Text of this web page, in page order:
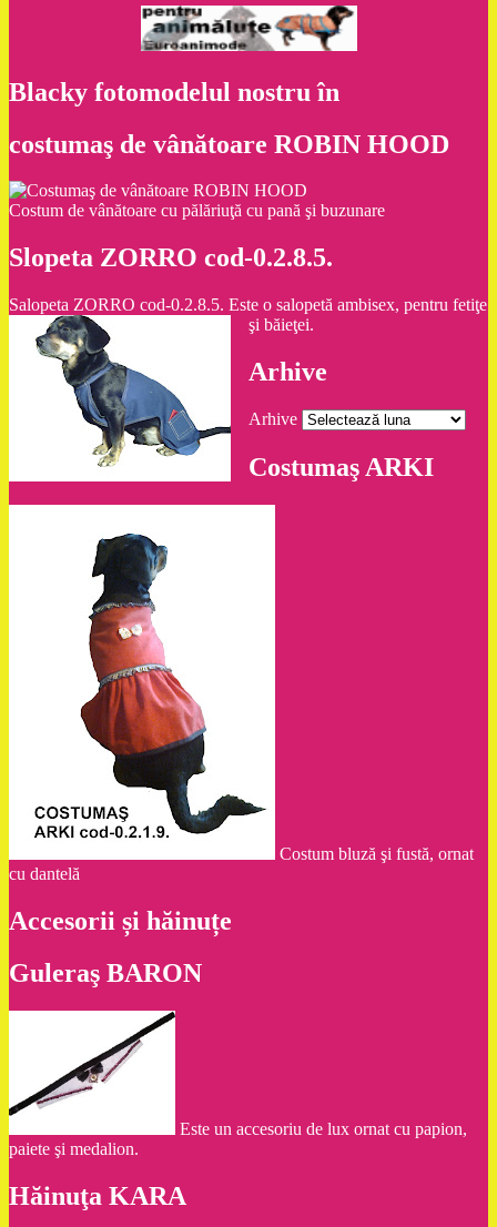
Blacky fotomodelul nostru în
costumaş de vânătoare ROBIN HOOD
Costum de vânătoare cu pălăriuţă cu pană şi buzunare
Slopeta ZORRO cod-0.2.8.5.
Salopeta ZORRO cod-0.2.8.5. Este o salopetă ambisex, pentru fetiţe
şi băieţei.
Arhive
Arhive
Costumaş ARKI
Costum bluză şi fustă, ornat
cu dantelă
Accesorii și hăinuțe
Guleraş BARON
Este un accesoriu de lux ornat cu papion,
paiete şi medalion.
Hăinuţa KARA